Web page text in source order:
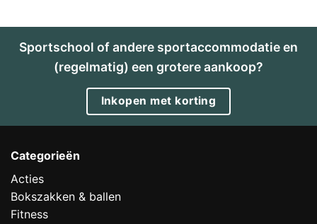
Sportschool of andere sportaccommodatie en
(regelmatig) een grotere aankoop?
Inkopen met korting
Categorieën
Acties
Bokszakken & ballen
Fitness